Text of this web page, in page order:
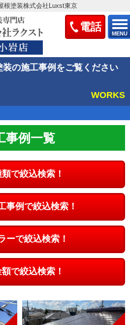
電話
MENU
根塗装株式会社Luxst東京
の施工事例をご覧ください
WORKS
事例一覧
で絞込検索！
事例で絞込検索！
ーで絞込検索！
で絞込検索！